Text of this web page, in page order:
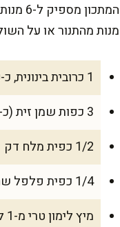
מנות מהתנור או על
1 כרובית בינונית, כ-800 גרם, מפורקת לפרחים בגודל ביס
3 כפות שמן זית (כ-45 מ"ל)
1/2 כפית מלח דק
1/4 כפית פלפל שחור
מיץ לימון טרי מ-1 לימון גדול (כ-30 מ"ל)